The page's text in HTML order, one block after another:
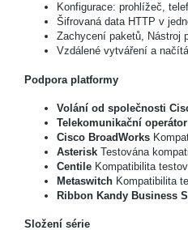
Konfigurace: prohlížeč,
Šifrovaná data HTTP v
Zachycení paketů, Nástroj
Vzdálené vytváření a
Podpora platformy
Volání od společnosti
Telekomunikační
Cisco BroadWorks
Asterisk Testována
Centile Kompatibilita
Metaswitch Kompatibilita
Ribbon Kandy Business
Složení série